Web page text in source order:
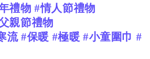
禮物 #情人節禮物
親節禮物
流#保暖 #極暖 #小童圍巾 #